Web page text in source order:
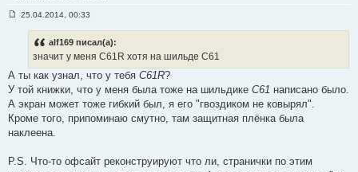
н
и
#
1
25.04.2014, 00:33
alf169 писал(а):
значит у меня C61R хотя на шильде C61
А ты как узнал, что у тебя C61R?
У той книжки, что у меня была тоже на шильдике C61 написано было.
А экран может тоже гибкий был, я его "гвоздиком не ковырял".
Кроме того, припоминаю смутно, там защитная плёнка была
наклеена.
P.S. Что-то офсайт реконструируют что ли, странички по этим